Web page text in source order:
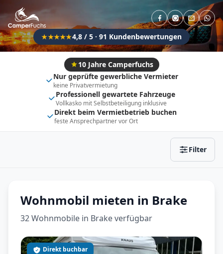
★★★★★4,8 / 5 · 91 Kundenbewertungen
10 Jahre Camperfuchs
Nur geprüfte gewerbliche Vermieter
keine Privatvermietung
Professionell gewartete Fahrzeuge
Vollkasko mit Selbstbeteiligung inklusive
Direkt beim Vermietbetrieb buchen
feste Ansprechpartner vor Ort
Filter
Flexibel (±3 Tage) Anhängerkupplung
Fahrzeugtyp
Vollintegriert Kastenwagen
Alkoven Teil-Integriert
Wohnwagen
Wohnmobil mieten in Brake
32 Wohnmobile in Brake verfügbar
Direkt buchbar